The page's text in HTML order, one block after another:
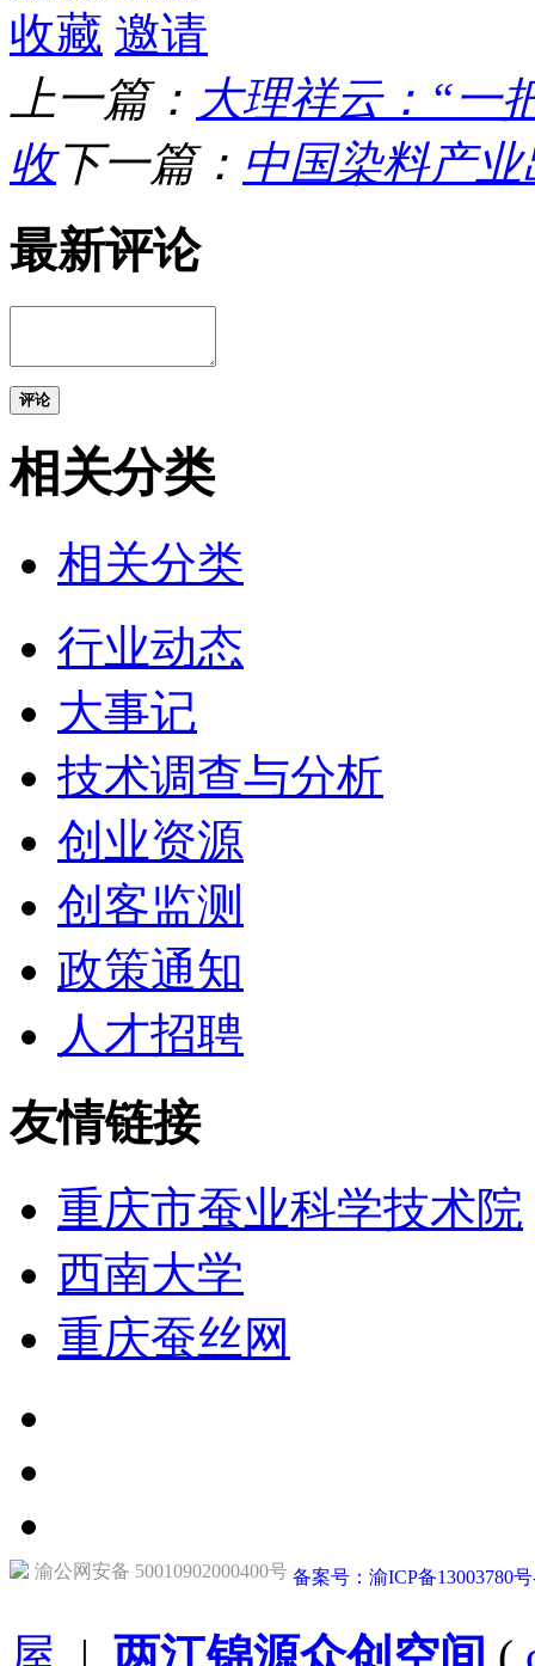
收藏 邀请
上一篇： 大理祥云：“一
收下一篇： 中国染料产
最新评论
评论
相关分类
相关分类
行业动态
大事记
技术调查与分析
创业资源
创客监测
政策通知
人才招聘
友情链接
重庆市蚕业科学技术院
西南大学
重庆蚕丝网
渝公网安备 50010902000400号 备案号：渝ICP备13003780